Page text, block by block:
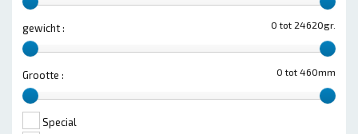
0 tot 24620gr.
gewicht :
0 tot 460mm
Grootte :
Special